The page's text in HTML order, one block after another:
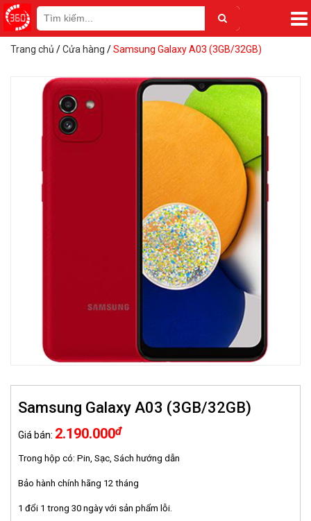
Trang chủ /Cửa hàng /Samsung Galaxy A03 (3GB/32GB)
Samsung Galaxy A03 (3GB/32GB)
Giá bán: 2.190.000đ
Trong hộp có: Pin, Sạc, Sách hướng dẫn
Bảo hành chính hãng 12 tháng
1 đổi 1 trong 30 ngày với sản phẩm lỗi.